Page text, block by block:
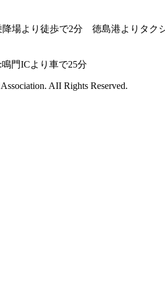
降場より徒歩で2分 徳島港よりタ
門ICより車で25分
AII Rights Reserved.